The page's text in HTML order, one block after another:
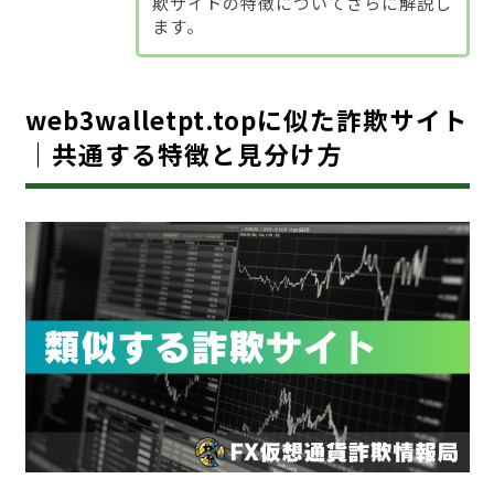
ます。
web3walletpt.topに似た詐欺サイト
｜共通する特徴と見分け方